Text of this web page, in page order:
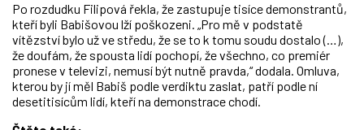
Po rozdudku Filipová řekla, že zastupuje tisíce demonstrantů,
kteří byli Babišovou lží poškozeni. „Pro mě v podstatě
vítězství bylo už ve středu, že se to k tomu soudu dostalo (…),
že doufám, že spousta lidí pochopí, že všechno, co premiér
pronese v televizi, nemusí být nutně pravda,“ dodala. Omluva,
kterou by jí měl Babiš podle verdiktu zaslat, patří podle ní
desetitisícům lidí, kteří na demonstrace chodí.